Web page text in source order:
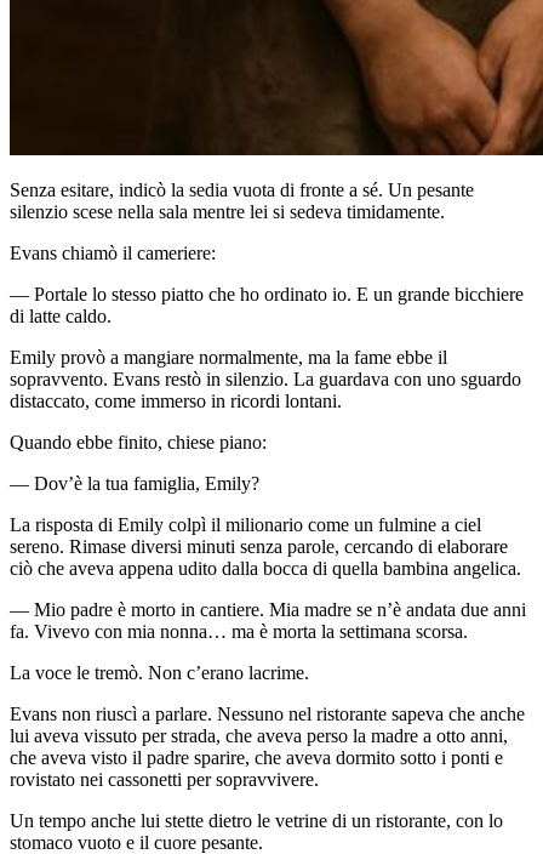
Senza esitare, indicò la sedia vuota di fronte a sé. Un pesante
silenzio scese nella sala mentre lei si sedeva timidamente.
Evans chiamò il cameriere:
— Portale lo stesso piatto che ho ordinato io. E un grande bicchiere
di latte caldo.
Emily provò a mangiare normalmente, ma la fame ebbe il
sopravvento. Evans restò in silenzio. La guardava con uno sguardo
distaccato, come immerso in ricordi lontani.
Quando ebbe finito, chiese piano:
— Dov’è la tua famiglia, Emily?
La risposta di Emily colpì il milionario come un fulmine a ciel
sereno. Rimase diversi minuti senza parole, cercando di elaborare
ciò che aveva appena udito dalla bocca di quella bambina angelica.
— Mio padre è morto in cantiere. Mia madre se n’è andata due anni
fa. Vivevo con mia nonna… ma è morta la settimana scorsa.
La voce le tremò. Non c’erano lacrime.
Evans non riuscì a parlare. Nessuno nel ristorante sapeva che anche
lui aveva vissuto per strada, che aveva perso la madre a otto anni,
che aveva visto il padre sparire, che aveva dormito sotto i ponti e
rovistato nei cassonetti per sopravvivere.
Un tempo anche lui stette dietro le vetrine di un ristorante, con lo
stomaco vuoto e il cuore pesante.